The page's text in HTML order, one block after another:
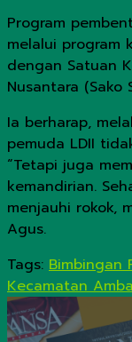
Program
melalui program
dengan Satuan
Nusantara (Sako
Ia berharap,
pemuda LDII
“Tetapi juga
kemandirian.
menjauhi rokok,
Agus.
Tags: Bimbingan
Kecamatan